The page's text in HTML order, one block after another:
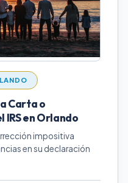
Carta o
en Orlando
impositiva
en su declaración